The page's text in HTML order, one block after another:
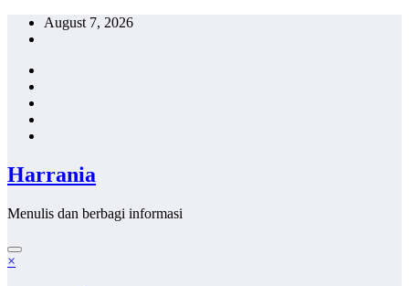
Skip
August 7, 2026
Harrania
Menulis dan berbagi informasi
×